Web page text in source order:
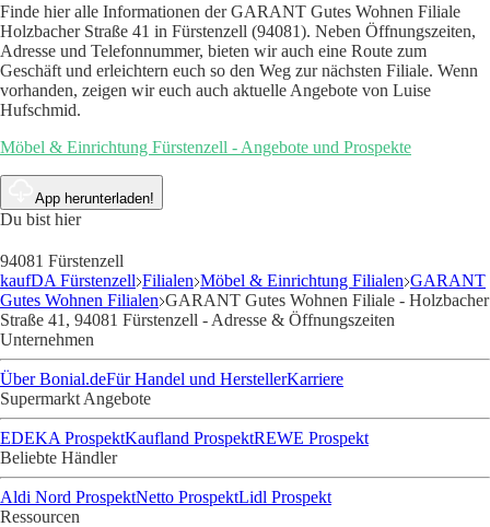
Finde hier alle Informationen der GARANT Gutes Wohnen Filiale
Holzbacher Straße 41 in Fürstenzell (94081). Neben Öffnungszeiten,
Adresse und Telefonnummer, bieten wir auch eine Route zum
Geschäft und erleichtern euch so den Weg zur nächsten Filiale. Wenn
vorhanden, zeigen wir euch auch aktuelle Angebote von Luise
Hufschmid.
Möbel & Einrichtung Fürstenzell - Angebote und Prospekte
App herunterladen!
Du bist hier
94081 Fürstenzell
kaufDA Fürstenzell Filialen Möbel & Einrichtung Filialen GARANT
Gutes Wohnen Filialen GARANT Gutes Wohnen Filiale - Holzbacher
Straße 41, 94081 Fürstenzell - Adresse & Öffnungszeiten
Unternehmen
Über Bonial.deFür Handel und HerstellerKarriere
Supermarkt Angebote
EDEKA ProspektKaufland ProspektREWE Prospekt
Beliebte Händler
Aldi Nord ProspektNetto ProspektLidl Prospekt
Ressourcen